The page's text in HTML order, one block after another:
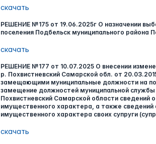
скачать
РЕШЕНИЕ №175 от 19.06.2025г О назначении
поселения Подбельск муниципального района
скачать
РЕШЕНИЕ №177 от 10.07.2025 О внесении
р. Похвистневский Самарской обл. от
замещающими муниципальные должности на
замещение должностей муниципальной
Похвистневский Самарской области
имущественного характера, а также
имущественного характера своих супруги
скачать